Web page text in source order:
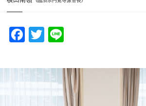
F
a
c
e
b
T
w
itt
er
e